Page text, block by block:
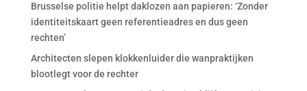
Brusselse politie helpt daklozen aan papieren: ‘Zonder
identiteitskaart geen referentieadres en dus geen
rechten’
Architecten slepen klokkenluider die wanpraktijken
blootlegt voor de rechter